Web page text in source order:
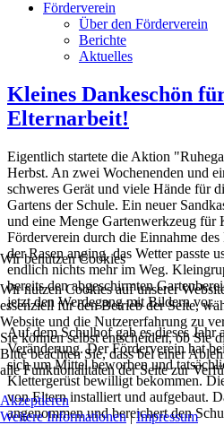
Förderverein
Über den Förderverein
Berichte
Aktuelles
Kleines Dankeschön
Elternarbeit!
Eigentlich startete die Aktion
Herbst. An zwei Wochenenden und
schweres Gerät und viele Hände für
Gartens der Schule. Ein neuer
und eine Menge Gartenwerkzeug
Förderverein durch die Einnahme
der Rasen anging, das Wetter passte
endlich nichts mehr im Weg.
bereits den abgeschirmten
jetzt den Werdegang mit Bildern vor.
Auf dem Schulhof gab es dieses Jahr
Veränderung. Der Förderverein hat
sich um Mittel beworben und
Klettergerüst bewilligt bekommen.
von Eltern installiert und aufgebaut.
angenommen und bereichert den
Wir benutzen Cookies
Wir nutzen Cookies auf unserer
essenziell für den Betrieb der Seite,
Website und die Nutzererfahrung zu
Sie können selbst entscheiden, ob Sie
Bitte beachten Sie, dass bei einer
alle Funktionalitäten der Seite zur
Akzeptieren
Weitere Informationen|Impressum